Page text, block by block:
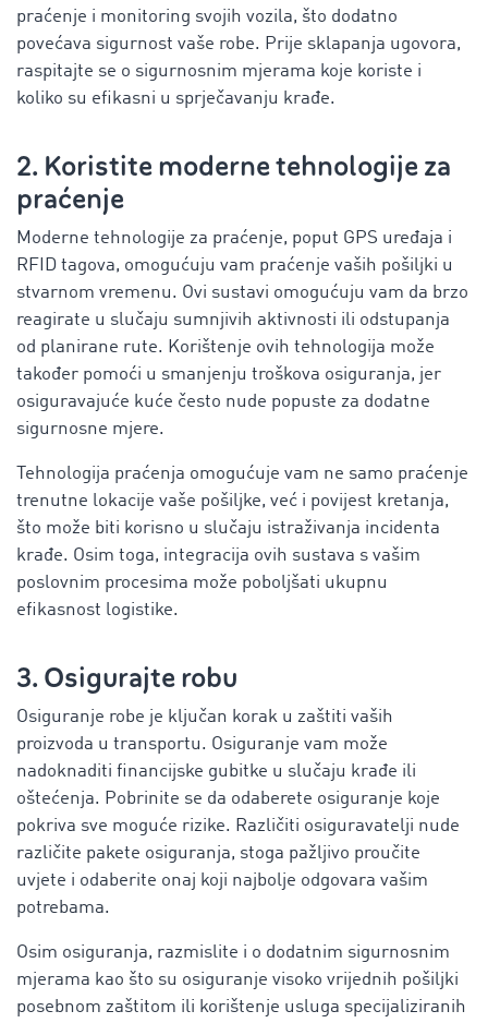
praćenje i monitoring svojih vozila, što dodatno
povećava sigurnost vaše robe. Prije sklapanja ugovora,
raspitajte se o sigurnosnim mjerama koje koriste i
koliko su efikasni u sprječavanju krađe.
2. Koristite moderne tehnologije za
praćenje
Moderne tehnologije za praćenje, poput GPS uređaja i
RFID tagova, omogućuju vam praćenje vaših pošiljki u
stvarnom vremenu. Ovi sustavi omogućuju vam da brzo
reagirate u slučaju sumnjivih aktivnosti ili odstupanja
od planirane rute. Korištenje ovih tehnologija može
također pomoći u smanjenju troškova osiguranja, jer
osiguravajuće kuće često nude popuste za dodatne
sigurnosne mjere.
Tehnologija praćenja omogućuje vam ne samo praćenje
trenutne lokacije vaše pošiljke, već i povijest kretanja,
što može biti korisno u slučaju istraživanja incidenta
krađe. Osim toga, integracija ovih sustava s vašim
poslovnim procesima može poboljšati ukupnu
efikasnost logistike.
3. Osigurajte robu
Osiguranje robe je ključan korak u zaštiti vaših
proizvoda u transportu. Osiguranje vam može
nadoknaditi financijske gubitke u slučaju krađe ili
oštećenja. Pobrinite se da odaberete osiguranje koje
pokriva sve moguće rizike. Različiti osiguravatelji nude
različite pakete osiguranja, stoga pažljivo proučite
uvjete i odaberite onaj koji najbolje odgovara vašim
potrebama.
Osim osiguranja, razmislite i o dodatnim sigurnosnim
mjerama kao što su osiguranje visoko vrijednih pošiljki
posebnom zaštitom ili korištenje usluga specijaliziranih